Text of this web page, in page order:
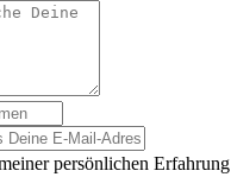
persönlichen